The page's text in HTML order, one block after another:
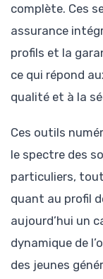
complète. Ces
assurance
profils et la
ce qui répond
qualité et à la
Ces outils
le spectre des
particuliers,
quant au profil
aujourd’hui un
dynamique de
des jeunes